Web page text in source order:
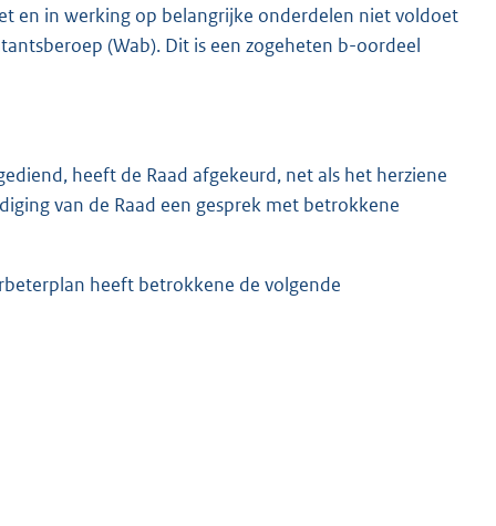
en in werking op belangrijke onderdelen niet voldoet
(Wab). Dit is een zogeheten b-oordeel
heeft de Raad afgekeurd, net als het herziene
van de Raad een gesprek met betrokkene
heeft betrokkene de volgende